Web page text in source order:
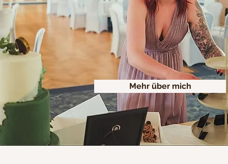
Mehr über mich